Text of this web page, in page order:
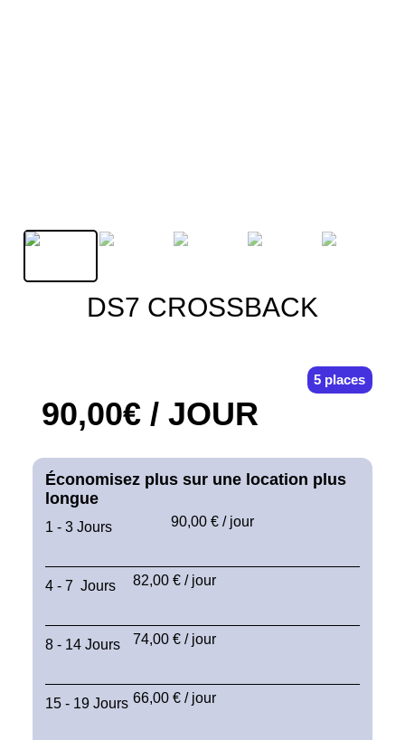
DS7 CROSSBACK
5 places
90,00€ / JOUR
Économisez plus sur une location plus
longue
1 - 3 Jours 90,00 € / jour
4 - 7 Jours 82,00 € / jour
8 - 14 Jours 74,00 € / jour
15 - 19 Jours 66,00 € / jour